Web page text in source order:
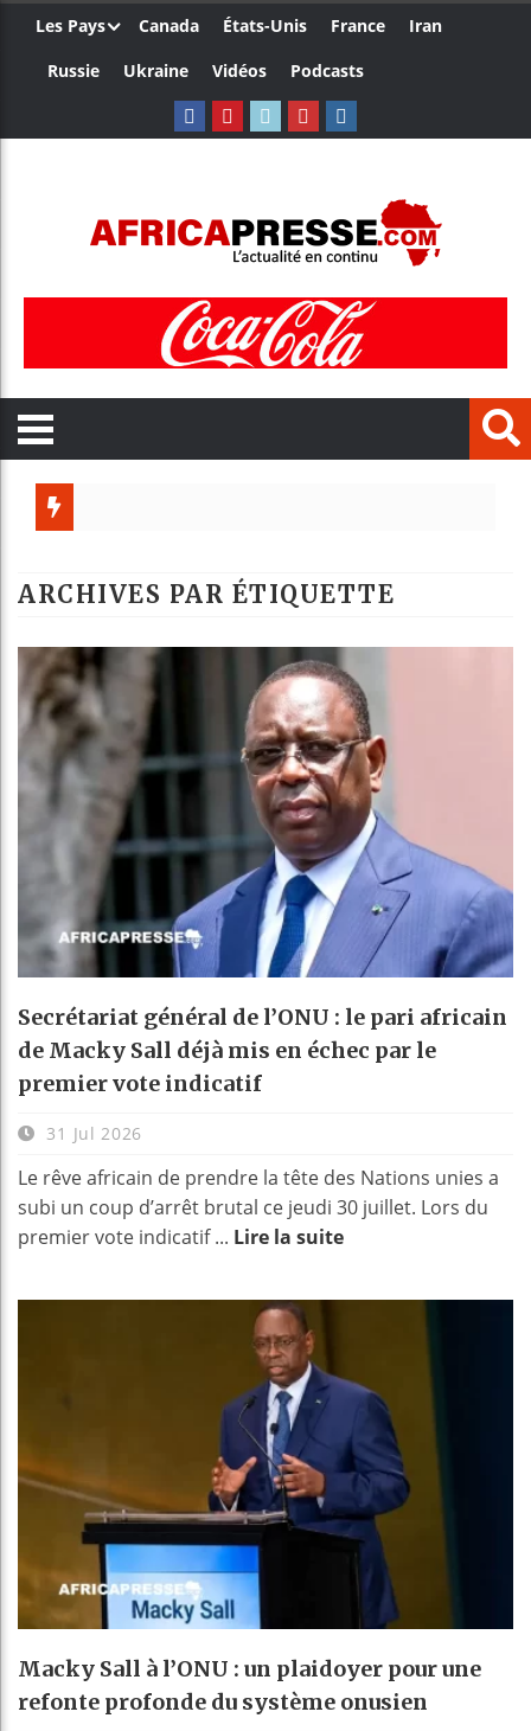
Les Pays Canada États-Unis France
Iran
Russie
Ukraine Vidéos Podcasts
ARCHIVES PAR ÉTIQUETTE
Secrétariat général de l’ONU : le pari africain
de Macky Sall déjà mis en échec par le
premier vote indicatif
31 Jul 2026
Le rêve africain de prendre la tête des Nations unies a
subi un coup d’arrêt brutal ce jeudi 30 juillet. Lors du
premier vote indicatif ... Lire la suite
Macky Sall à l’ONU : un plaidoyer pour une
refonte profonde du système onusien